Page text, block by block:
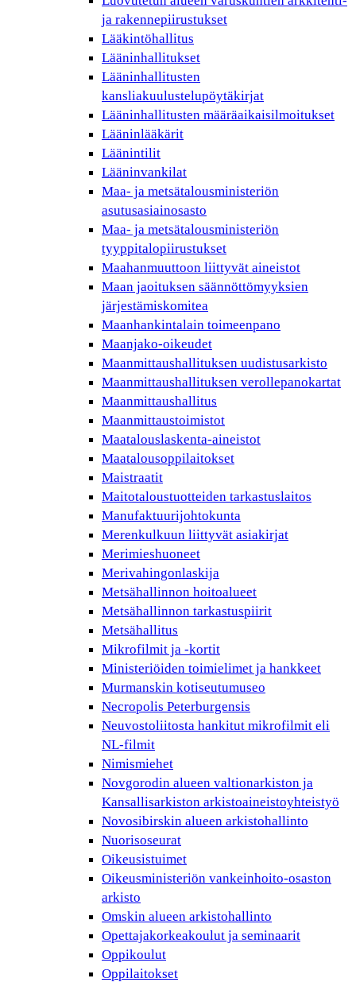
ja rakennepiirustukset
Lääkintöhallitus
Lääninhallitukset
Lääninhallitusten
kansliakuulustelupöytäkirjat
Lääninhallitusten määräaikaisilmoitukset
Lääninlääkärit
Läänintilit
Lääninvankilat
Maa- ja metsätalousministeriön
asutusasiainosasto
Maa- ja metsätalousministeriön
tyyppitalopiirustukset
Maahanmuuttoon liittyvät aineistot
Maan jaoituksen säännöttömyyksien
järjestämiskomitea
Maanhankintalain toimeenpano
Maanjako-oikeudet
Maanmittaushallituksen uudistusarkisto
Maanmittaushallituksen verollepanokartat
Maanmittaushallitus
Maanmittaustoimistot
Maatalouslaskenta-aineistot
Maatalousoppilaitokset
Maistraatit
Maitotaloustuotteiden tarkastuslaitos
Manufaktuurijohtokunta
Merenkulkuun liittyvät asiakirjat
Merimieshuoneet
Merivahingonlaskija
Metsähallinnon hoitoalueet
Metsähallinnon tarkastuspiirit
Metsähallitus
Mikrofilmit ja -kortit
Ministeriöiden toimielimet ja hankkeet
Murmanskin kotiseutumuseo
Necropolis Peterburgensis
Neuvostoliitosta hankitut mikrofilmit eli
NL-filmit
Nimismiehet
Novgorodin alueen valtionarkiston ja
Kansallisarkiston arkistoaineistoyhteistyö
Novosibirskin alueen arkistohallinto
Nuorisoseurat
Oikeusistuimet
Oikeusministeriön vankeinhoito-osaston
arkisto
Omskin alueen arkistohallinto
Opettajakorkeakoulut ja seminaarit
Oppikoulut
Oppilaitokset